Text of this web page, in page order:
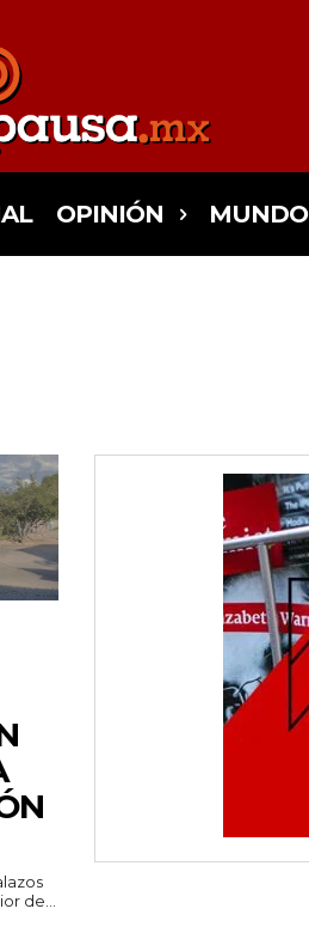
OPINIÓN MUNDO
de...